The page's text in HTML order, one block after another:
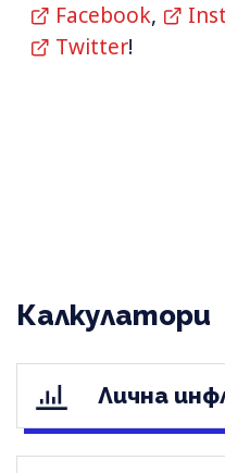
Facebook,
Twitter!
Калкулатори
Лична